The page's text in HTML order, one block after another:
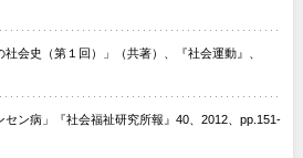
会史（第１回）」（共著）、『社会運動』、
セン病」『社会福祉研究所報』40、2012、pp.151-